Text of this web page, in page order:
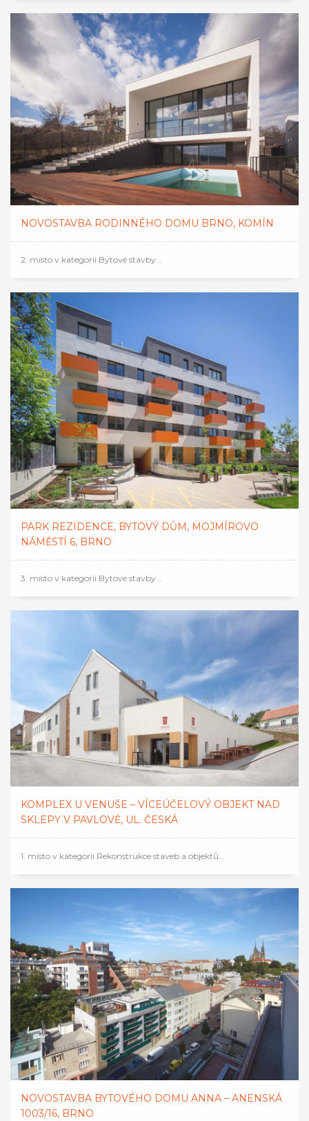
NOVOSTAVBA BYTOVÉHO DOMU ANNA – ANENSKÁ
1003/16, BRNO
NOVOSTAVBA RODINNÉHO DOMU BRNO, KOMÍN
2. místo v kategorii Bytové stavby...
PARK REZIDENCE, BYTOVÝ DŮM, MOJMÍROVO
NÁMĚSTÍ 6, BRNO
3. místo v kategorii Bytové stavby...
KOMPLEX U VENUŠE – VÍCEÚČELOVÝ OBJEKT NAD
SKLEPY V PAVLOVĚ, UL. ČESKÁ
1. místo v kategorii Rekonstrukce staveb a objektů...